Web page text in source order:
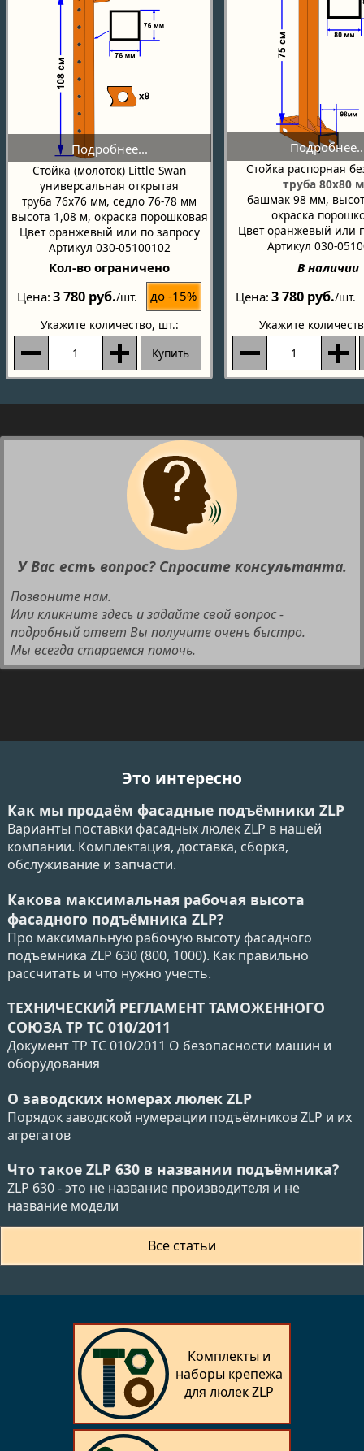
Стойка (молоток) Little Swan
универсальная открытая
труба 76х76 мм, седло 76-78 мм
высота 1,08 м, окраска порошковая
Цвет оранжевый или по запросу
Артикул 030-05100102
Кол-во ограничено
Цена 3 780 руб./шт. до -15%
Укажите количество, шт.:
Купить
Стойка распорная
труба 80х80
башмак 98 мм,
окраска
Цвет оранжевый или
Артикул 030-
В наличии
Цена 3 780 руб./шт.
Укажите
У Вас есть вопрос? Спросите консультанта.
Позвоните нам.
Или кликните здесь и задайте свой вопрос -
подробный ответ Вы получите очень быстро.
Мы всегда стараемся помочь.
Это интересно
Как мы продаём фасадные подъёмники ZLP
Варианты поставки фасадных люлек ZLP в нашей
компании. Комплектация, доставка, сборка,
обслуживание и запчасти.
Какова максимальная рабочая высота
фасадного подъёмника ZLP?
Про максимальную рабочую высоту фасадного
подъёмника ZLP 630 (800, 1000). Как правильно
рассчитать и что нужно учесть.
ТЕХНИЧЕСКИЙ РЕГЛАМЕНТ ТАМОЖЕННОГО
СОЮЗА ТР ТС 010/2011
Документ ТР ТС 010/2011 О безопасности машин и
оборудования
О заводских номерах люлек ZLP
Порядок заводской нумерации подъёмников ZLP и их
агрегатов
Что такое ZLP 630 в названии подъёмника?
ZLP 630 - это не название производителя и не
название модели
Все статьи
Комплекты и
наборы крепежа
для люлек ZLP